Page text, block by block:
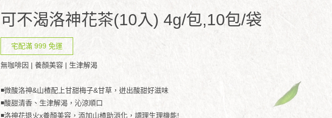
可不渴洛神花茶(10入) 4g/包,10包/袋
宅配滿 999 免運
無咖啡因 | 養顏美容 | 生津解渴
◾微酸洛神&山楂配上甘甜梅子&甘草，迸出酸甜好滋味
◾酸甜清香、生津解渴，沁涼順口
◾洛神花退火x養顏美容，添加山楂助消化，調理生理機能!